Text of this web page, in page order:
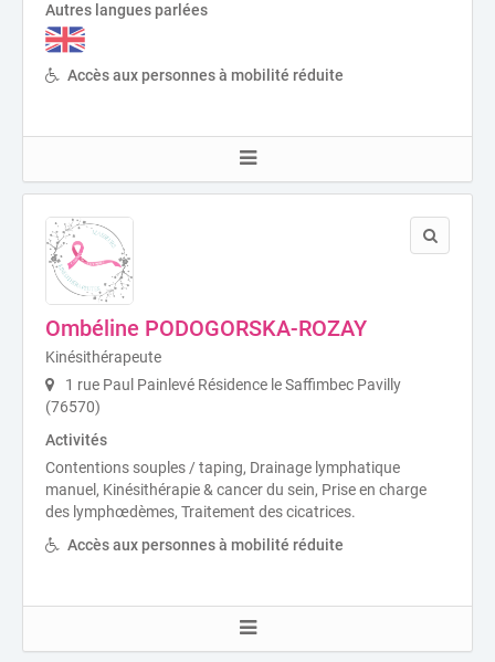
Autres langues parlées
Accès aux personnes à mobilité réduite
Ombéline PODOGORSKA-ROZAY
Kinésithérapeute
1 rue Paul Painlevé Résidence le Saffimbec Pavilly
(76570)
Activités
Contentions souples / taping, Drainage lymphatique
manuel, Kinésithérapie & cancer du sein, Prise en charge
des lymphœdèmes, Traitement des cicatrices.
Accès aux personnes à mobilité réduite